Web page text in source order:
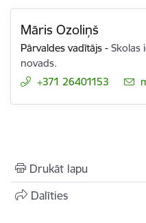
Māris Ozoliņš
Pārvaldes vadītājs -Skolas
novads.
+371 26401153
Drukāt lapu
Dalīties